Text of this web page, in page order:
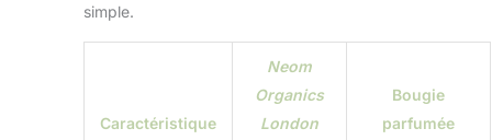
simple.
Caractéristique
Neom
Organics
London
Bougie
parfumée